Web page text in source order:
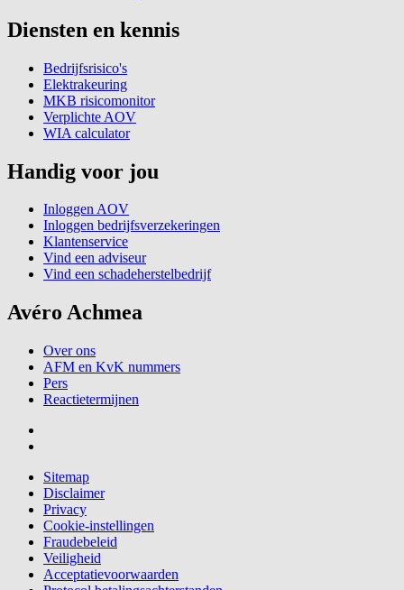
Diensten en kennis
Bedrijfsrisico's
Elektrakeuring
MKB risicomonitor
Verplichte AOV
WIA calculator
Handig voor jou
Inloggen AOV
Inloggen bedrijfsverzekeringen
Klantenservice
Vind een adviseur
Vind een schadeherstelbedrijf
Avéro Achmea
Over ons
AFM en KvK nummers
Pers
Reactietermijnen
Sitemap
Disclaimer
Privacy
Cookie-instellingen
Fraudebeleid
Veiligheid
Acceptatievoorwaarden